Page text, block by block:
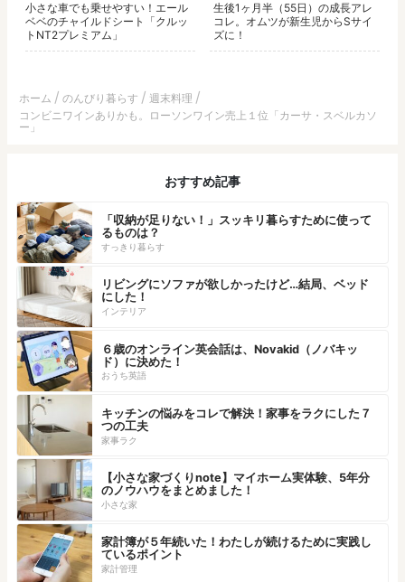
小さな車でも乗せやすい！エール
ベベのチャイルドシート「クルッ
トNT2プレミアム」
生後1ヶ月半（55日）の成長アレ
コレ。オムツが新生児からSサイ
ズに！
ホーム のんびり暮らす
週末料理
コンビニワインありかも。ローソンワイン売上１位「カーサ・スベルカソ
ー」
おすすめ記事
「収納が足りない！」スッキリ暮らすために使って
るものは？
すっきり暮らす
リビングにソファが欲しかったけど…結局、ベッド
にした！
インテリア
６歳のオンライン英会話は、Novakid（ノバキッ
ド）に決めた！
おうち英語
キッチンの悩みをコレで解決！家事をラクにした７
つの工夫
家事ラク
【小さな家づくりnote】マイホーム実体験、5年分
のノウハウをまとめました！
小さな家
家計簿が５年続いた！わたしが続けるために実践し
ているポイント
家計管理